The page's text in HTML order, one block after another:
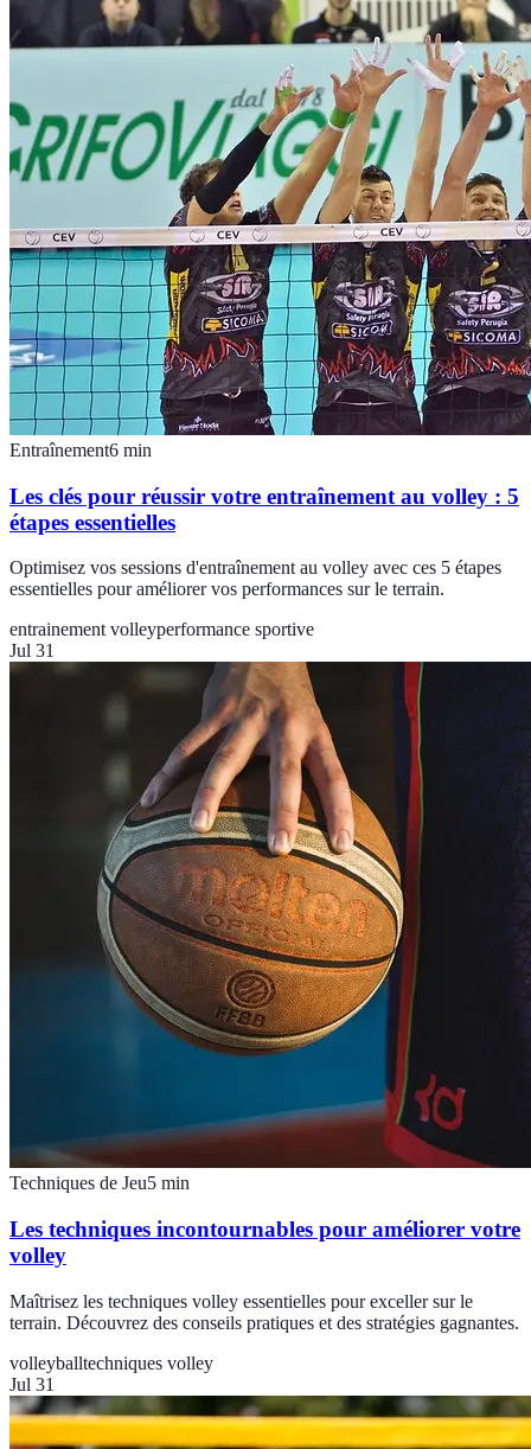
Entraînement6 min
Les clés pour réussir votre entraînement au volley : 5
étapes essentielles
Optimisez vos sessions d'entraînement au volley avec ces 5 étapes
essentielles pour améliorer vos performances sur le terrain.
entrainement volleyperformance sportive
Jul 31
Techniques de Jeu5 min
Les techniques incontournables pour améliorer votre
volley
Maîtrisez les techniques volley essentielles pour exceller sur le
terrain. Découvrez des conseils pratiques et des stratégies gagnantes.
volleyballtechniques volley
Jul 31